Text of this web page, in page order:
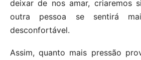
deixar de nos amar, criaremos
outra pessoa se sentirá
desconfortável.
Assim, quanto mais pressão